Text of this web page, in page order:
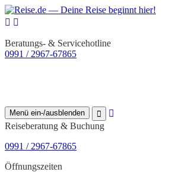
Beratungs- & Servicehotline
0991 / 2967-67865
Menü ein-/ausblenden
Reiseberatung & Buchung
0991 / 2967-67865
Öffnungszeiten